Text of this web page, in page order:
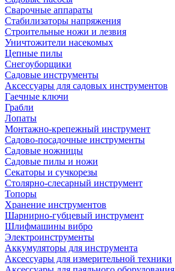
Сварочные аппараты
Стабилизаторы напряжения
Строительные ножи и лезвия
Уничтожители насекомых
Цепные пилы
Снегоуборщики
Садовые инструменты
Аксессуары для садовых инструментов
Гаечные ключи
Грабли
Лопаты
Монтажно-крепежный инструмент
Садово-посадочные инструменты
Садовые ножницы
Садовые пилы и ножи
Секаторы и сучкорезы
Столярно-слесарный инструмент
Топоры
Хранение инструментов
Шарнирно-губцевый инструмент
Шлифмашины вибро
Электроинструменты
Аккумуляторы для инструмента
Аксессуары для измерительной техники